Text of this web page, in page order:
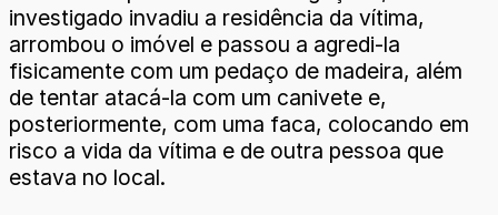
investigado invadiu a residência da vítima,
arrombou o imóvel e passou a agredi-la
fisicamente com um pedaço de madeira, além
de tentar atacá-la com um canivete e,
posteriormente, com uma faca, colocando em
risco a vida da vítima e de outra pessoa que
estava no local.